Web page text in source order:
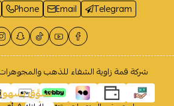
Phone Email Telegram
شركة قمة زاوية الشفاء للذهب
تسوَّق